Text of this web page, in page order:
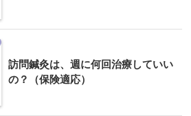
訪問鍼灸は、週に何回治療していい
の？（保険適応）